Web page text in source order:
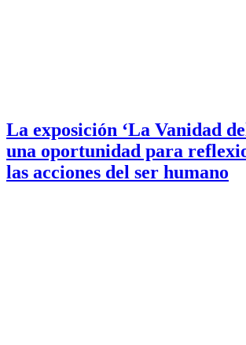
La exposición ‘La Vanidad
una oportunidad para
las acciones del ser humano